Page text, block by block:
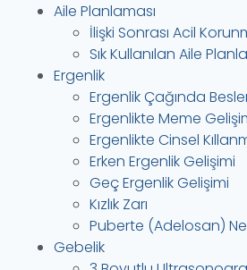
Aile Planlaması
İlişki Sonrası Acil
Sık Kullanılan Aile
Ergenlik
Ergenlik Çağında
Ergenlikte Meme
Ergenlikte Cinsel
Erken Ergenlik Gelişimi
Geç Ergenlik Gelişimi
Kızlık Zarı
Puberte (Adelosan)
Gebelik